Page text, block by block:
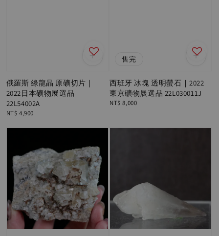
俄羅斯 綠龍晶 原礦切片｜
2022日本礦物展選品
22L54002A
Regular
NT$ 4,900
售完
西班牙 冰塊 透明螢石｜2022
東京礦物展選品 22L030011J
Regular
NT$ 8,000